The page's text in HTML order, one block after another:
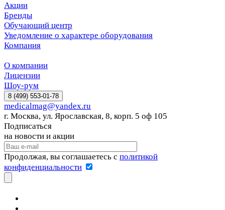
Акции
Бренды
Обучающий центр
Уведомление о характере оборудования
Компания
О компании
Лицензии
Шоу-рум
8 (499) 553-01-78
medicalmag@yandex.ru
г. Москва, ул. Ярославская, 8, корп. 5 оф 105
Подписаться
на новости и акции
Продолжая, вы соглашаетесь с политикой
конфиденциальности